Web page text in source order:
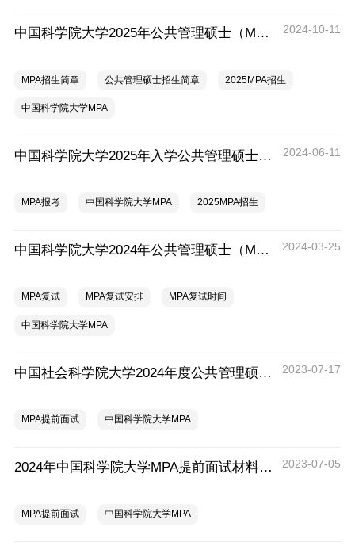
中国科学院大学2025年公共管理硕士（MPA）招生简章 2024-10-11
MPA招生简章 公共管理硕士招生简章 2025MPA招生
中国科学院大学MPA
中国科学院大学2025年入学公共管理硕士（MPA）考生材料预审方案 2024-06-11
MPA报考 中国科学院大学MPA 2025MPA招生
中国科学院大学2024年公共管理硕士（MPA）研究生复试规程与通知 2024-03-25
MPA复试 MPA复试安排 MPA复试时间
中国科学院大学MPA
中国社会科学院大学2024年度公共管理硕士(MPA)非全日制提前面试考生信息提交通知 2023-07-17
MPA提前面试 中国科学院大学MPA
2024年中国科学院大学MPA提前面试材料有哪些 2023-07-05
MPA提前面试 中国科学院大学MPA